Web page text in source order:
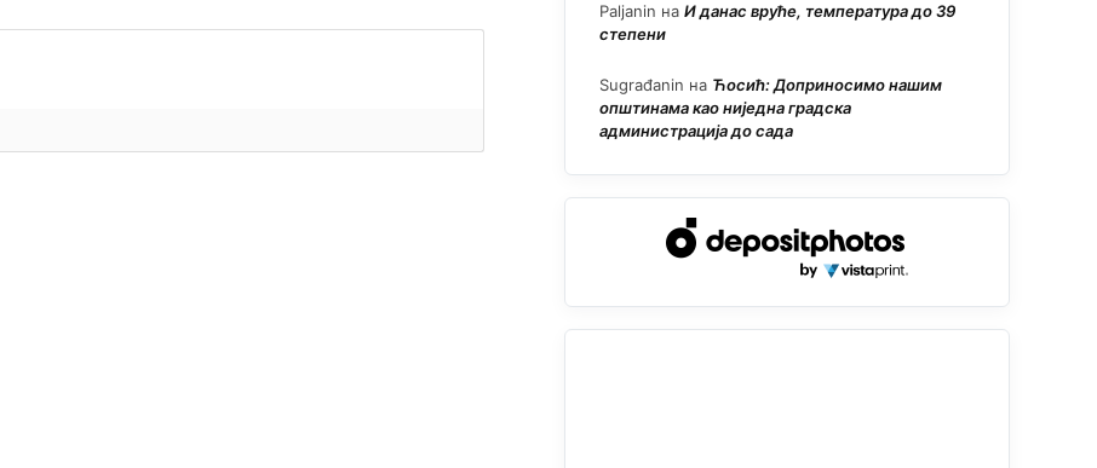
Paljanin на И данас вруће, температура до 39
степени
Sugrađanin на Ћосић: Доприносимо нашим
општинама као ниједна градска
администрација до сада